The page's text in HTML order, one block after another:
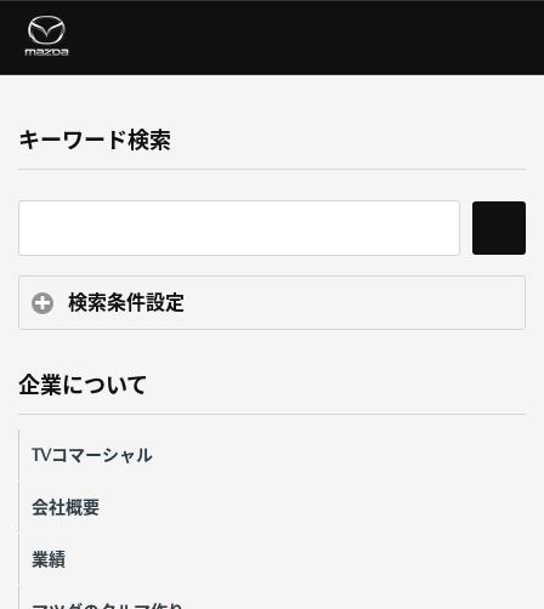
キーワード検索
検索条件設定
企業について
TVコマーシャル
会社概要
業績